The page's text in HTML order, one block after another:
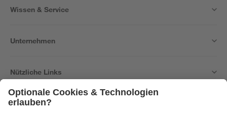
Wissen & Service
Unternehmen
Nützliche Links